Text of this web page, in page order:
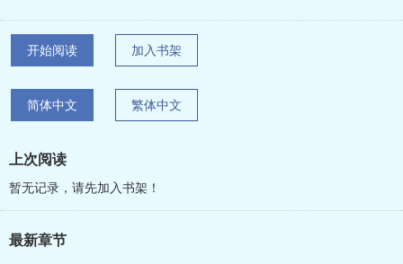
开始阅读 加入书架
简体中文 繁体中文
上次阅读
暂无记录，请先加入书架！
最新章节